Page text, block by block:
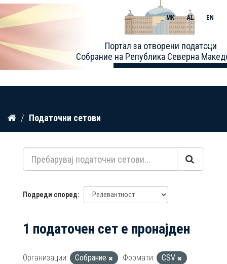
Прескокнете
содржина
Портал за отворени податоци
Собрание на Република Северна
MK AL EN
Toggle
Податочни сетови
Подреди според
1 податочен сет е пронајден
Организации: Собрание Формати:
CSV